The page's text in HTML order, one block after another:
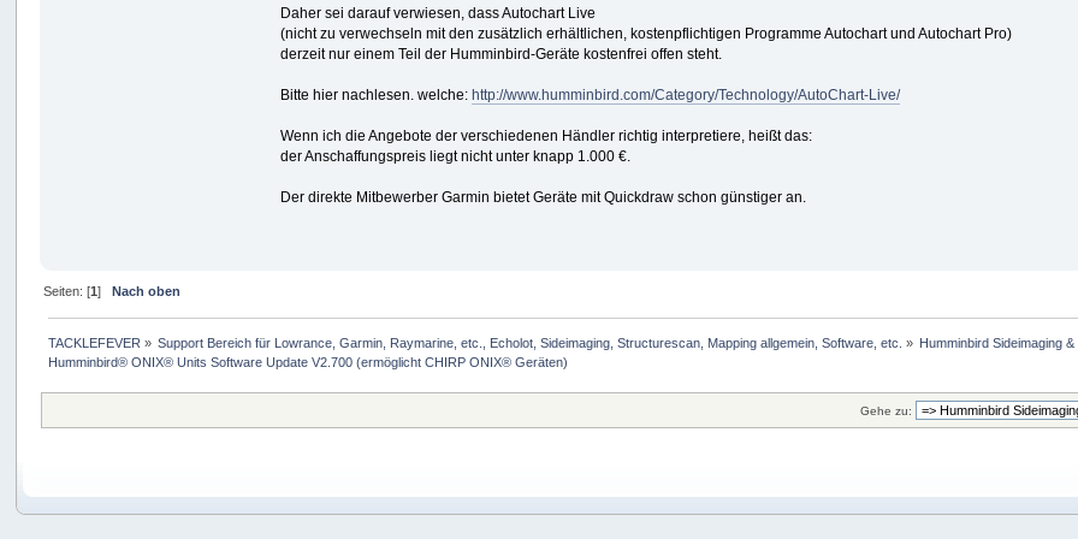
Daher sei darauf verwiesen, dass Autochart Live
(nicht zu verwechseln mit den zusätzlich erhältlichen, kostenpflichtigen Programme Autochart und Autochart Pro)
derzeit nur einem Teil der Humminbird-Geräte kostenfrei offen steht.
Bitte hier nachlesen. welche: http://www.humminbird.com/Category/Technology/AutoChart-Live/
Wenn ich die Angebote der verschiedenen Händler richtig interpretiere, heißt das:
der Anschaffungspreis liegt nicht unter knapp 1.000 €.
Der direkte Mitbewerber Garmin bietet Geräte mit Quickdraw schon günstiger an.
Seiten: [1] Nach oben
TACKLEFEVER » Support Bereich für Lowrance, Garmin, Raymarine, etc., Echolot, Sideimaging, Structurescan, Mapping allgemein, Software, etc. » Humminbird Sideimaging
Humminbird® ONIX® Units Software Update V2.700 (ermöglicht CHIRP ONIX® Geräten)
Gehe zu: